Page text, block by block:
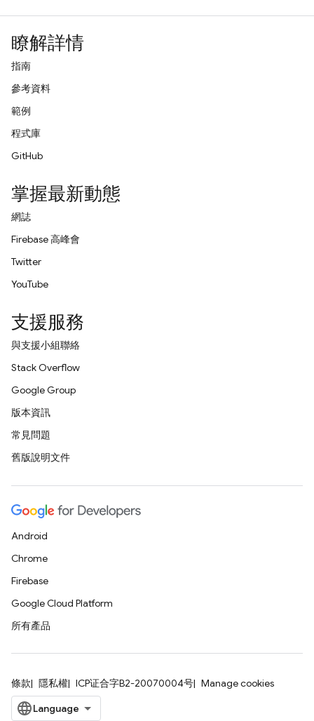
瞭解詳情
指南
參考資料
範例
程式庫
GitHub
掌握最新動態
網誌
Firebase 高峰會
Twitter
YouTube
支援服務
與支援小組聯絡
Stack Overflow
Google Group
版本資訊
常見問題
舊版說明文件
Android
Chrome
Firebase
Google Cloud Platform
所有產品
條款 隱私權 ICP证合字B2-20070004号 Manage cookies